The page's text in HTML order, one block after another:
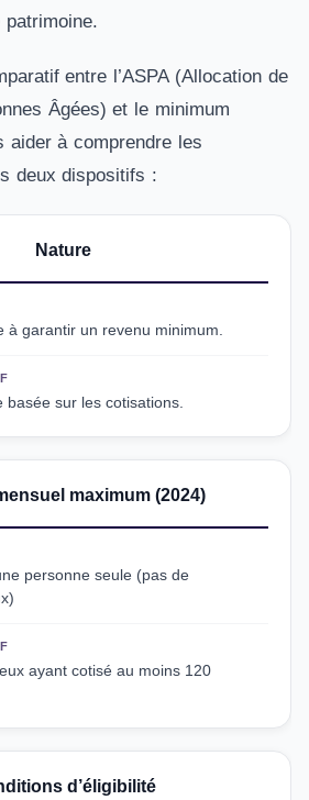
patrimoine.
entre l’ASPA (Allocation de
Âgées) et le minimum
aider à comprendre les
deux dispositifs :
Nature
à garantir un revenu minimum.
sur les cotisations.
maximum (2024)
personne seule (pas de
ayant cotisé au moins 120
d’éligibilité